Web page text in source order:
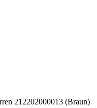
212202000013 (Braun)